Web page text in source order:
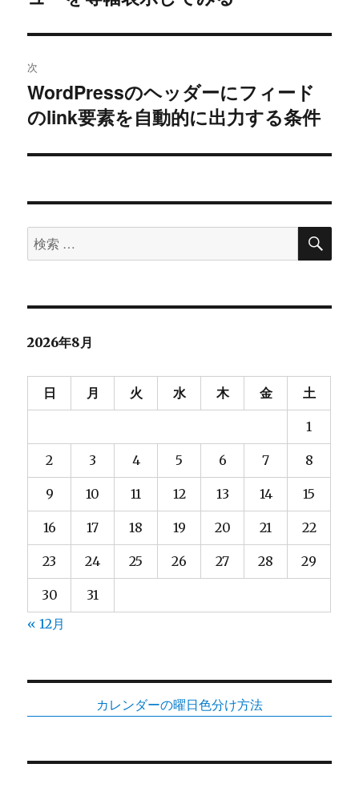
ビ
ゲ
ー
シ
ン
投
稿:
次
次
の
稿:
WordPressのヘッダーにフィード
のlink要素を自動的に出力する条件
検
索
象:
検
2026年8月
日 月 火 水 木 金 土
1
2 3 4 5 6 7 8
9 10 11 12 13 14 15
16 17 18 19 20 21 22
23 24 25 26 27 28 29
30
31
« 12月
カレンダーの曜日色分け方法